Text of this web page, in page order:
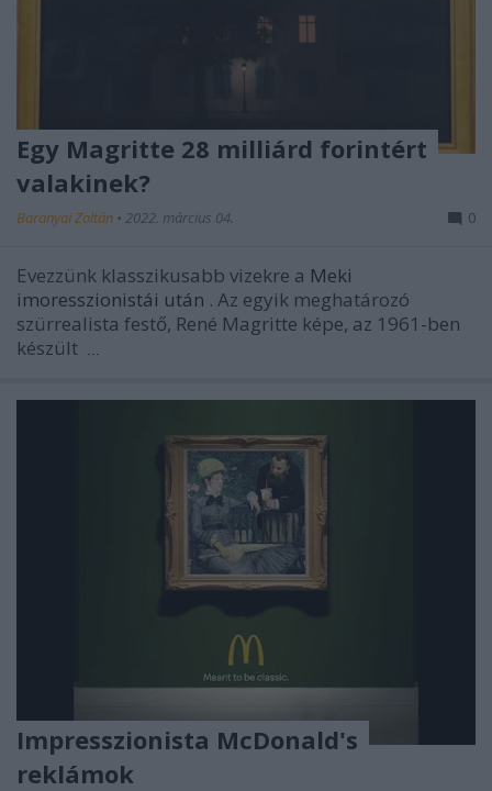
Egy Magritte 28 milliárd forintért
valakinek?
Baranyai Zoltán • 2022. március 04. 0
Evezzünk klasszikusabb vizekre a Meki
imoresszionistái után . Az egyik meghatározó
szürrealista festő, René Magritte képe, az 1961-ben
készült ...
Impresszionista McDonald's
reklámok